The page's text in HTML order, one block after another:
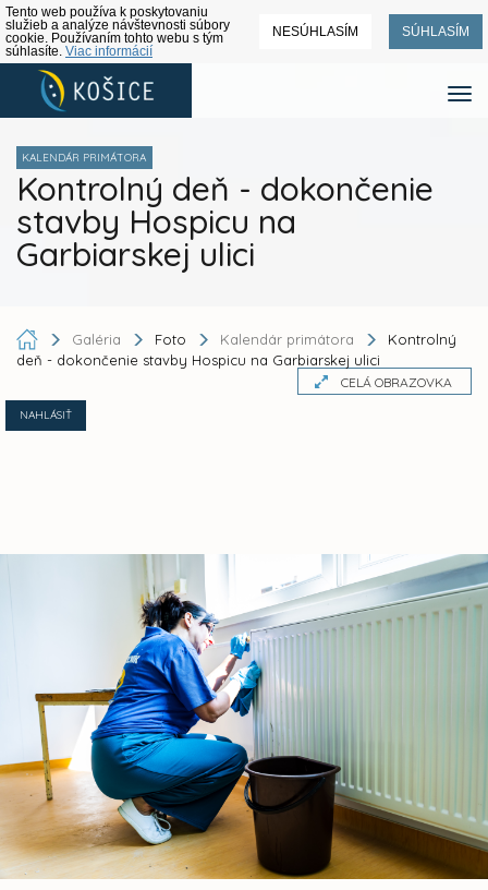
Tento web používa k poskytovaniu
služieb a analýze návštevnosti súbory
cookie. Používaním tohto webu s tým
súhlasíte. Viac informácií
NESÚHLASÍM SÚHLASÍM
KALENDÁR PRIMÁTORA
Kontrolný deň - dokončenie
stavby Hospicu na
Garbiarskej ulici
Galéria Foto Kalendár primátora
Kontrolný
deň - dokončenie stavby Hospicu na Garbiarskej ulici
CELÁ OBRAZOVKA
NAHLÁSIŤ